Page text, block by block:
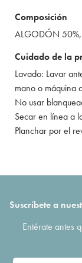
Composición
ALGODÓN
Cuidado de la
Lavado: Lavar
mano o máquina
No usar
Secar en línea a
Planchar por el
Suscríbete a
Entérate antes